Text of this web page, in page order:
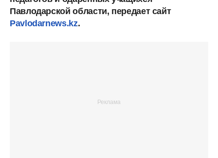
Павлодарской области, передает сайт
Pavlodarnews.kz.